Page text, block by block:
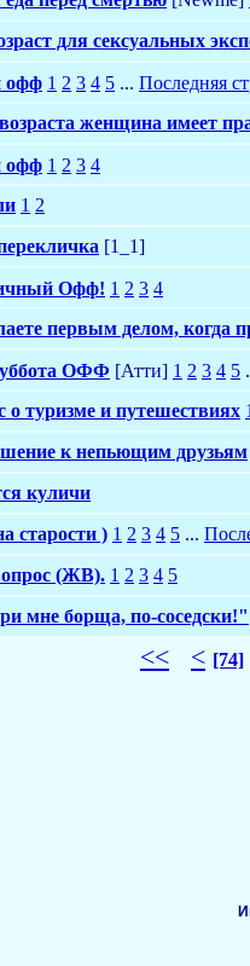
для сексуальных
офф 1 2 3 4 5 ... Последняя
женщина имеет
офф 1 2 3 4
1 2
[1_1]
Офф! 1 2 3 4
первым делом, когда
ОФФ [Атти] 1 2 3 4 5
о туризме и путешествиях 1
к непьющим друзьям
куличи
старости ) 1 2 3 4 5 ...
(ЖВ). 1 2 3 4 5
мне борща, по-соседски!"
<< < [74]